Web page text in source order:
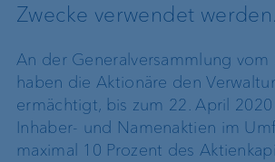
Zwecke verwendet werden.
An der Generalversammlung vom
haben die Aktionäre den
ermächtigt, bis zum 22. April
Inhaber- und Namenaktien im
maximal 10 Prozent des